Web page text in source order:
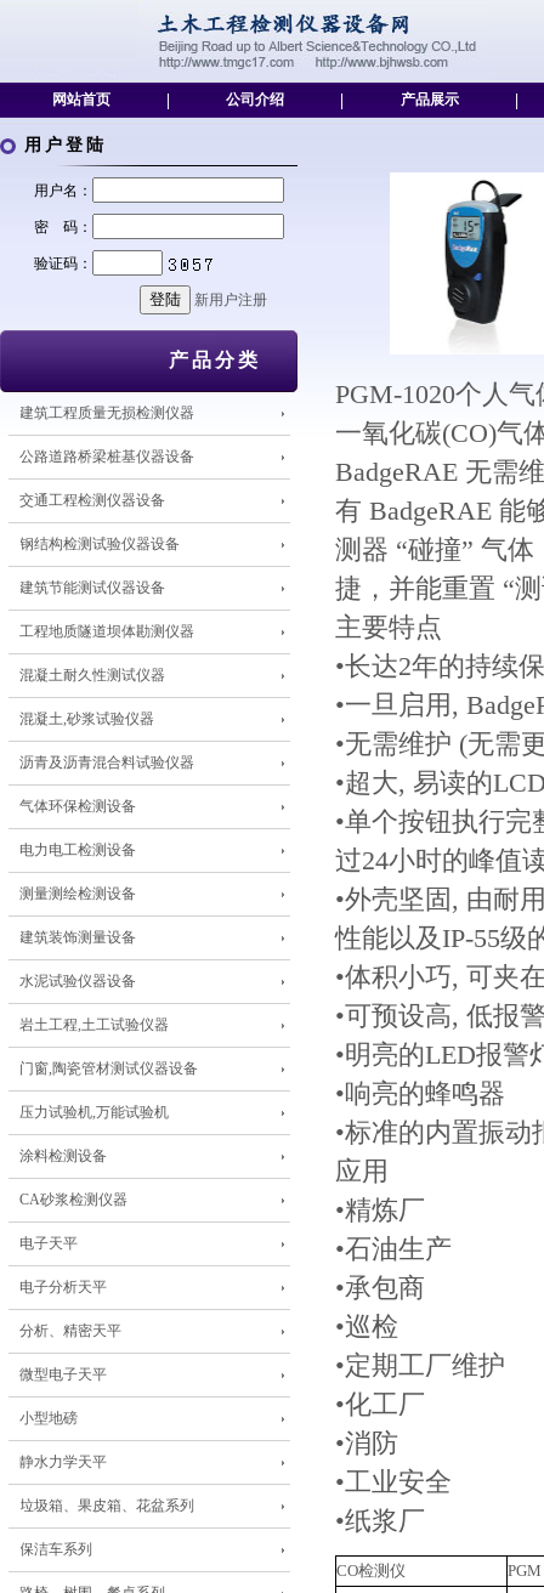
网站首页 公司介绍 产品展示
用户登陆
用户名：
密 码：
验证码：
新用户注册
产品分类
建筑工程质量无损检测仪器
公路道路桥梁桩基仪器设备
交通工程检测仪器设备
钢结构检测试验仪器设备
建筑节能测试仪器设备
工程地质隧道坝体勘测仪器
混凝土耐久性测试仪器
混凝土,砂浆试验仪器
沥青及沥青混合料试验仪器
气体环保检测设备
电力电工检测设备
测量测绘检测设备
建筑装饰测量设备
水泥试验仪器设备
岩土工程,土工试验仪器
门窗,陶瓷管材测试仪器设备
压力试验机,万能试验机
涂料检测设备
CA砂浆检测仪器
电子天平
电子分析天平
分析、精密天平
微型电子天平
小型地磅
静水力学天平
垃圾箱、果皮箱、花盆系列
保洁车系列
PGM-1020个人
一氧化碳(CO)气
BadgeRAE 无需
有 BadgeRAE 能
测器 “碰撞” 气
捷，并能重置 “
主要特点
•长达2年的持续
•一旦启用,
•无需维护 (无需
•超大, 易读的
•单个按钮执行
过24小时的峰值
•外壳坚固, 由耐
性能以及IP-55
•体积小巧, 可夹
•可预设高, 低报
•明亮的LED报
•响亮的蜂鸣器
•标准的内置振
应用
•精炼厂
•石油生产
•承包商
•巡检
•定期工厂维护
•化工厂
•消防
•工业安全
•纸浆厂
CO检测仪